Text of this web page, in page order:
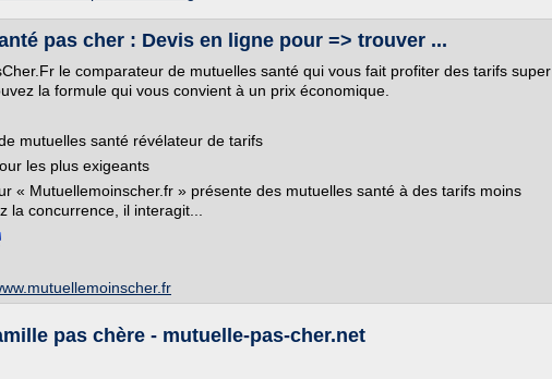
pas cher : Devis en ligne pour => trouver ...
le comparateur de mutuelles santé qui vous fait profiter des tarifs super
la formule qui vous convient à un prix économique.
mutuelles santé révélateur de tarifs
les plus exigeants
« Mutuellemoinscher.fr » présente des mutuelles santé à des tarifs moins
la concurrence, il interagit...
pas chère - mutuelle-pas-cher.net